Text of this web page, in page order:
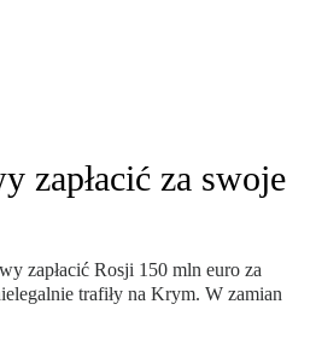
zapłacić za swoje
zapłacić Rosji 150 mln euro za
trafiły na Krym. W zamian